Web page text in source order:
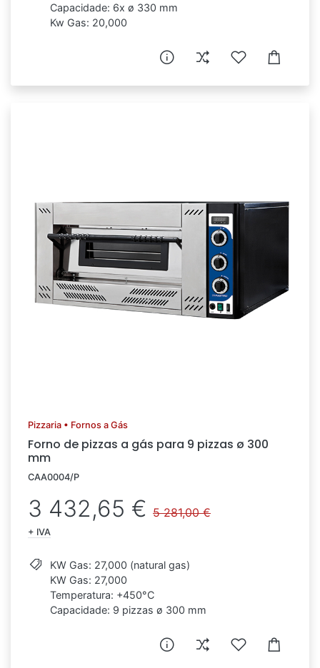
Capacidade: 6x ø 330 mm
Kw Gas: 20,000
Pizzaria • Fornos a Gás
Forno de pizzas a gás para 9 pizzas ø 300
mm
CAA0004/P
3 432,65 € 5 281,00 €
+ IVA
KW Gas: 27,000 (natural gas)
KW Gas: 27,000
Temperatura: +450°C
Capacidade: 9 pizzas ø 300 mm